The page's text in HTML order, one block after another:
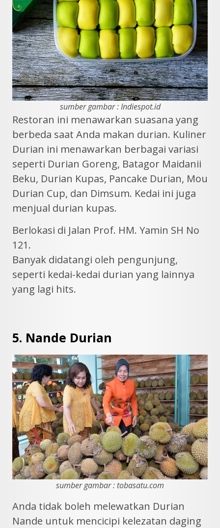
sumber gambar : Indiespot.id
Restoran ini menawarkan suasana yang
berbeda saat Anda makan durian. Kuliner
Durian ini menawarkan berbagai variasi
seperti Durian Goreng, Batagor Maidanii
Beku, Durian Kupas, Pancake Durian, Mou
Durian Cup, dan Dimsum. Kedai ini juga
menjual durian kupas.
Berlokasi di Jalan Prof. HM. Yamin SH No
121.
Banyak didatangi oleh pengunjung,
seperti kedai-kedai durian yang lainnya
yang lagi hits.
5. Nande Durian
sumber gambar : tobasatu.com
Anda tidak boleh melewatkan Durian
Nande untuk mencicipi kelezatan daging